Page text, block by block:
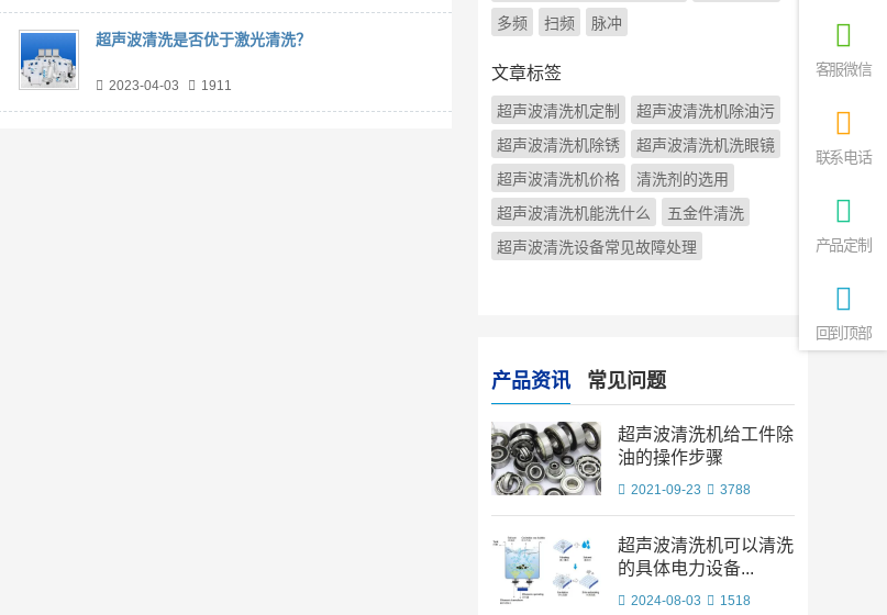
超声波清洗是否优于激光清洗？
2023-04-03 1911
多频
扫频 脉冲
文章标签
超声波清洗机定制
超声波清洗机除油污
超声波清洗机除锈
超声波清洗机洗眼镜
超声波清洗机价格
清洗剂的选用
超声波清洗机能洗什么
五金件清洗
超声波清洗设备常见故障处理
产品资讯 常见问题
超声波清洗机给工件除
油的操作步骤
2021-09-23 3788
超声波清洗机可以清洗
的具体电力设备...
2024-08-03 1518
客服微信
联系电话
产品定制
回到顶部